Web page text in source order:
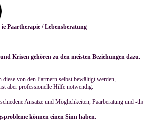
ie Paartherapie / Lebensberatung
Krisen gehören zu den meisten Beziehungen dazu.
diese von den Partnern selbst bewältigt werden,
aber professionelle Hilfe notwendig.
Ansätze und Möglichkeiten, Paarberatung und -
können einen Sinn haben.